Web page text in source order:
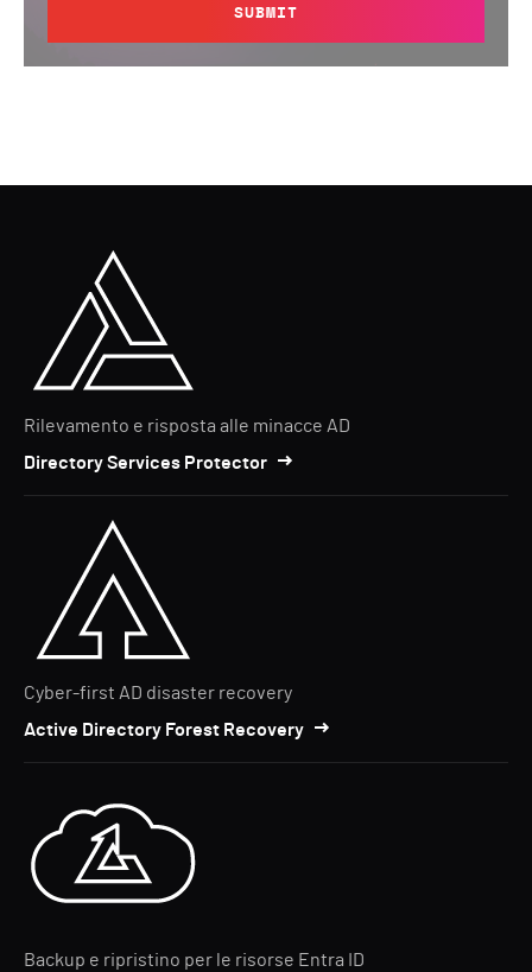
SUBMIT
Rilevamento e risposta alle minacce AD
Directory Services Protector
Cyber-first AD disaster recovery
Active Directory Forest Recovery
Backup e ripristino per le risorse Entra ID